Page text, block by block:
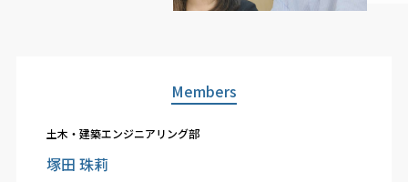
Members
土木・建築エンジニアリング部
塚田 珠莉